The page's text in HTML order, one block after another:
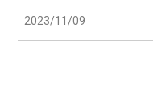
2023/11/09